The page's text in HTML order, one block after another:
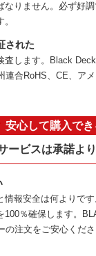
なりません。必ず好
された
査します。Black
連合RoHS、CE、ア
安心して購入でき
ービスは承諾より
情報安全は何よりで
％確保します。
の注文をご安心くださ